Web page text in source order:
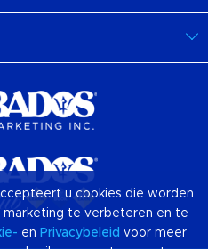
u cookies die worden
te verbeteren en te
en Privacybeleid voor meer